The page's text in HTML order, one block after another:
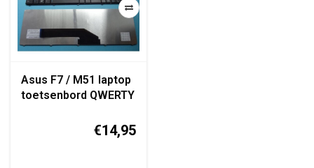
Asus F7 / M51 laptop
toetsenbord QWERTY
€14,95